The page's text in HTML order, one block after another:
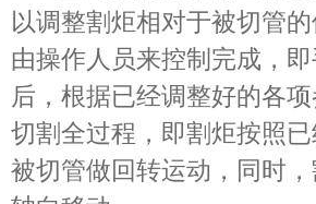
以调整割炬相对于被切管
由操作人员来控制完成，
后，根据已经调整好的各
切割全过程，即割炬按照
被切管做回转运动，同时